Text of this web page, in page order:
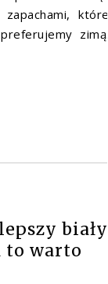
które
zimą.
biały
to warto